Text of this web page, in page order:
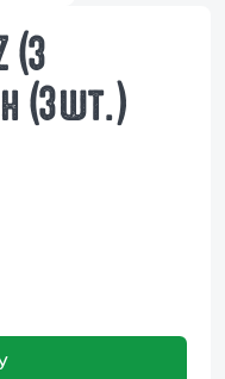
(3
(3шт.)